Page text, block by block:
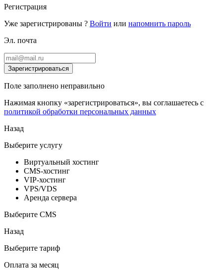
Регистрация
Уже зарегистрированы ? Войти или напомнить пароль
Эл. почта
Зарегистрироваться
Поле заполнено неправильно
Нажимая кнопку «зарегистрироваться», вы соглашаетесь с
политикой обработки персональных данных
Назад
Выберите услугу
Виртуальный хостинг
CMS-хостинг
VIP-хостинг
VPS/VDS
Аренда сервера
Выберите CMS
Назад
Выберите тариф
Оплата за месяц